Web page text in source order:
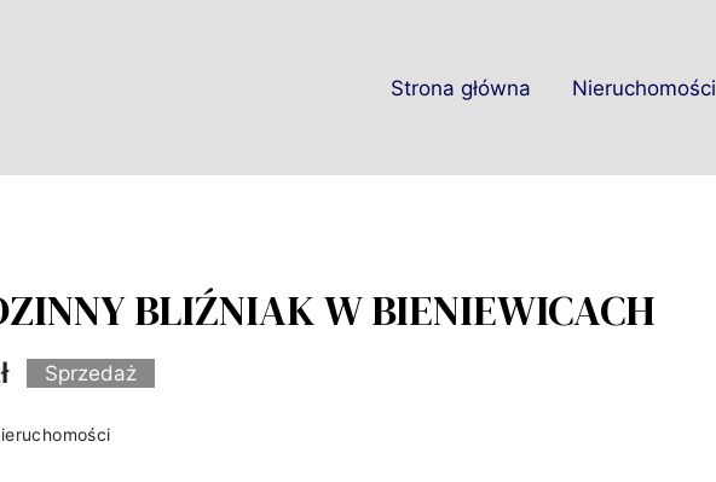
Strona główna Nieruchomości
BLIŹNIAK W BIENIEWICACH
Sprzedaż